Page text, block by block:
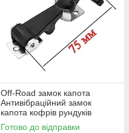
Off-Road замок капота
Антивібраційний замок
капота кофрів рундуків
ящиків
Готово до відправки